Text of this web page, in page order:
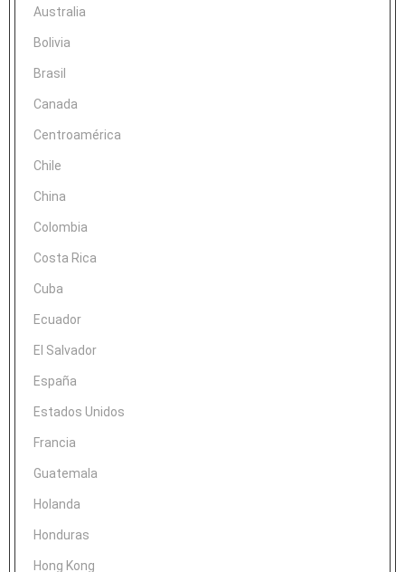
Australia
Bolivia
Brasil
Canada
Centroamérica
Chile
China
Colombia
Costa Rica
Cuba
Ecuador
El Salvador
España
Estados Unidos
Francia
Guatemala
Holanda
Honduras
Hong Kong